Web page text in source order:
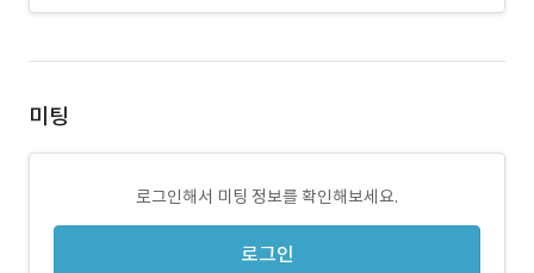
미팅
로그인해서 미팅 정보를 확인해보세요.
로그인